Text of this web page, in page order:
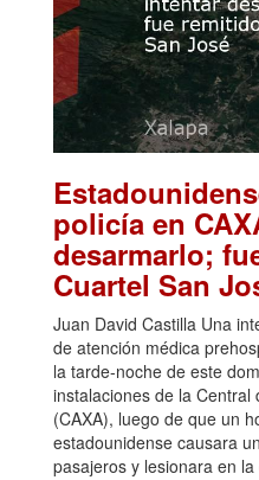
policía en
desarmarlo;
Cuartel San
Juan David Castilla Una
de atención médica
la tarde-noche de este
instalaciones de la Central
(CAXA), luego de que un
estadounidense causara
pasajeros y lesionara en